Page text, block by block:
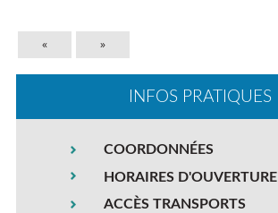
« »
INFOS PRATIQUES
COORDONNÉES
HORAIRES D'OUVERTURE
ACCÈS TRANSPORTS